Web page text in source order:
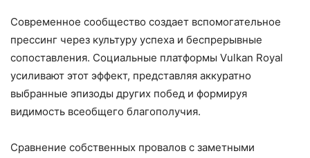
Современное сообщество создает вспомогательное
прессинг через культуру успеха и беспрерывные
сопоставления. Социальные платформы Vulkan Royal
усиливают этот эффект, представляя аккуратно
выбранные эпизоды других побед и формируя
видимость всеобщего благополучия.
Сравнение собственных провалов с заметными